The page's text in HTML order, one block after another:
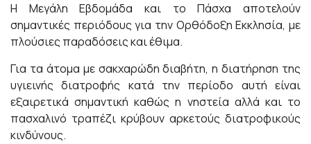
Η Μεγάλη Εβδομάδα και το Πάσχα αποτελούν
σημαντικές περιόδους για την Ορθόδοξη Εκκλησία, με
πλούσιες παραδόσεις και έθιμα.
Για τα άτομα με σακχαρώδη διαβήτη, η διατήρηση της
υγιεινής διατροφής κατά την περίοδο αυτή είναι
εξαιρετικά σημαντική καθώς η νηστεία αλλά και το
πασχαλινό τραπέζι κρύβουν αρκετούς διατροφικούς
κινδύνους.